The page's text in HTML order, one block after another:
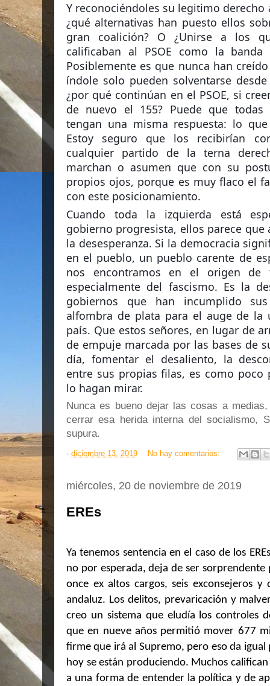
Y reconociéndoles su legitimo
¿qué alternativas han puesto ellos
gran coalición? O ¿Unirse a los
calificaban al PSOE como la banda
Posiblemente es que nunca han
índole solo pueden solventarse
¿por qué continúan en el PSOE, si
de nuevo el 155? Puede que todas
tengan una misma respuesta: lo
Estoy seguro que los recibirían
cualquier partido de la terna
marchan o asumen que con su
propios ojos, porque es muy flaco el
con este posicionamiento.
Cuando toda la izquierda está
gobierno progresista, ellos parece
la desesperanza. Si la democracia
en el pueblo, un pueblo carente de
nos encontramos en el origen de
especialmente del fascismo. Es la
gobiernos que han incumplido
alfombra de plata para el auge de la
país. Que estos señores, en lugar de
de empuje marcada por las bases de
día, fomentar el desaliento, la
entre sus propias filas, es como poco
lo hagan mirar.
Nunca es bueno dejar las cosas a
cerrar esa herida interna del socialismo,
supura.
- diciembre 13, 2019 No hay comentarios:
miércoles, 20 de noviembre de 2019
EREs
Ya tenemos sentencia en el caso de los
no por esperada, deja de ser
once ex altos cargos, seis exconsejeros y
andaluz. Los delitos, prevaricación y
creo un sistema que eludía los controles
que en nueve años permitió mover 677
firme que irá al Supremo, pero eso da
hoy se están produciendo. Muchos
a una forma de entender la política y de